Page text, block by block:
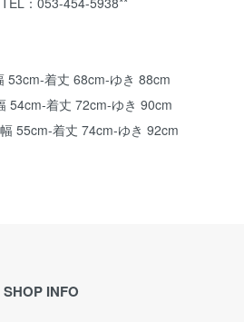
53cm-着丈 68cm-ゆき 88cm
54cm-着丈 72cm-ゆき 90cm
55cm-着丈 74cm-ゆき 92cm
SHOP INFO